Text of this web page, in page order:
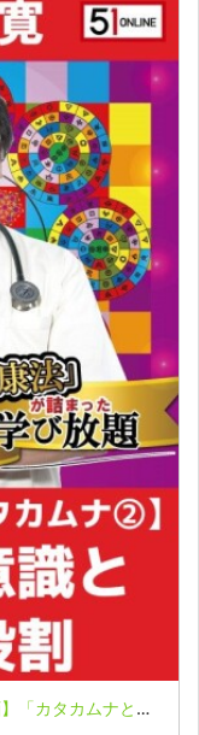
第７１回「ドクター丸山研究室」【動画】「カタカムナと『宇宙生命意識』の存在！」「私たち人間の役目とは？」